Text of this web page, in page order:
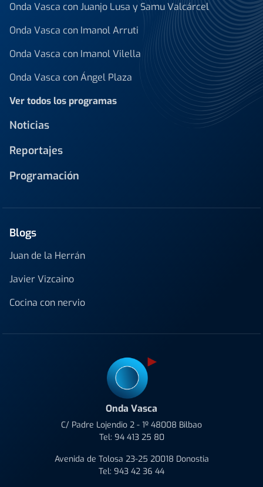
Onda Vasca con Juanjo Lusa y Samu Valcárcel
Onda Vasca con Imanol Arruti
Onda Vasca con Imanol Vilella
Onda Vasca con Ángel Plaza
Ver todos los programas
Noticias
Reportajes
Programación
Blogs
Juan de la Herrán
Javier Vizcaino
Cocina con nervio
Onda Vasca
C/ Padre Lojendio 2 - 1º 48008 Bilbao
Tel: 94 413 25 80
Avenida de Tolosa 23-25 20018 Donostia
Tel: 943 42 36 44